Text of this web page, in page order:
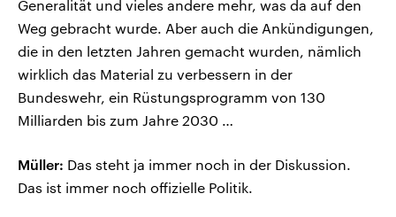
Generalität und vieles andere mehr, was da auf den
Weg gebracht wurde. Aber auch die Ankündigungen,
die in den letzten Jahren gemacht wurden, nämlich
wirklich das Material zu verbessern in der
Bundeswehr, ein Rüstungsprogramm von 130
Milliarden bis zum Jahre 2030 …
Müller: Das steht ja immer noch in der Diskussion.
Das ist immer noch offizielle Politik.